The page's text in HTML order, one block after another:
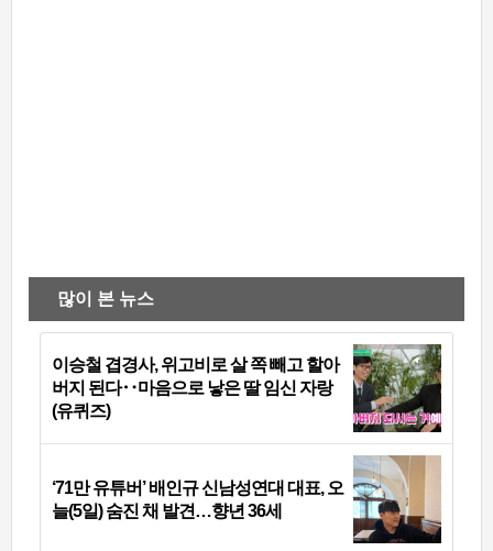
많이 본 뉴스
이승철 겹경사, 위고비로 살 쪽 빼고 할아
버지 된다‥마음으로 낳은 딸 임신 자랑
(유퀴즈)
‘71만 유튜버’ 배인규 신남성연대 대표, 오
늘(5일) 숨진 채 발견…향년 36세